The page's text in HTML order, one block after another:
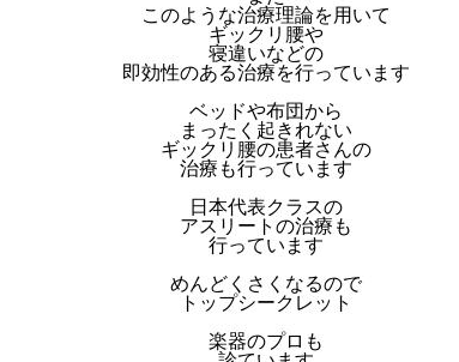
このような治療理論を用いて
ギックリ腰や
寝違いなどの
即効性のある治療を行っています
ベッドや布団から
まったく起きれない
ギックリ腰の患者さんの
治療も行っています
日本代表クラスの
アスリートの治療も
行っています
めんどくさくなるので
トップシークレット
楽器のプロも